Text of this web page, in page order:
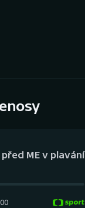
před ME v plavání